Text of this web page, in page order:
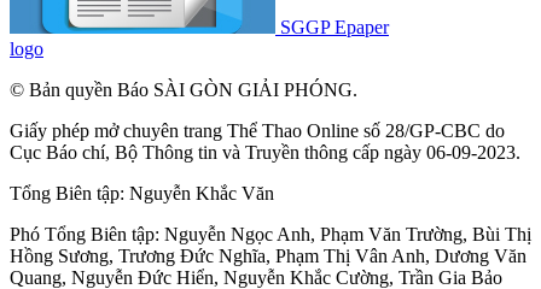
SGGP Epaper
logo
© Bản quyền Báo SÀI GÒN GIẢI PHÓNG.
Giấy phép mở chuyên trang Thể Thao Online số 28/GP-CBC do
Cục Báo chí, Bộ Thông tin và Truyền thông cấp ngày 06-09-2023.
Tổng Biên tập: Nguyễn Khắc Văn
Phó Tổng Biên tập: Nguyễn Ngọc Anh, Phạm Văn Trường, Bùi Thị
Hồng Sương, Trương Đức Nghĩa, Phạm Thị Vân Anh, Dương Văn
Quang, Nguyễn Đức Hiển, Nguyễn Khắc Cường, Trần Gia Bảo